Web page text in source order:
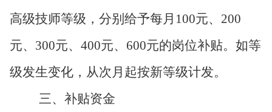
高级技师等级，分别给予每月100元、200
元、300元、400元、600元的岗位补贴。如等
级发生变化，从次月起按新等级计发。
三、补贴资金